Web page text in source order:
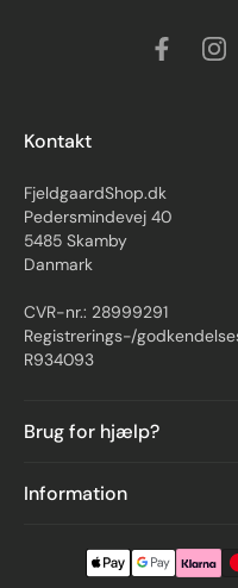
Kontakt
FjeldgaardShop.dk
Pedersmindevej 40
5485 Skamby
Danmark
CVR-nr.: 28999291
Registrerings-/
R934093
Brug for hjælp?
Information